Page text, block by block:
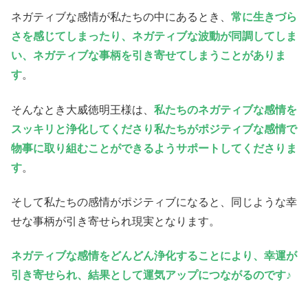
ネガティブな感情が私たちの中にあるとき、 常に生きづら
さを感じてしまったり、ネガティブな波動が同調してしま
い、ネガティブな事柄を引き寄せてしまうことがありま
す。
そんなとき大威徳明王様は、 私たちのネガティブな感情を
スッキリと浄化してくださり私たちがポジティブな感情で
物事に取り組むことができるようサポートしてくださりま
す。
そして私たちの感情がポジティブになると、同じような幸
せな事柄が引き寄せられ現実となります。
ネガティブな感情をどんどん浄化することにより、幸運が
引き寄せられ、結果として運気アップにつながるのです♪